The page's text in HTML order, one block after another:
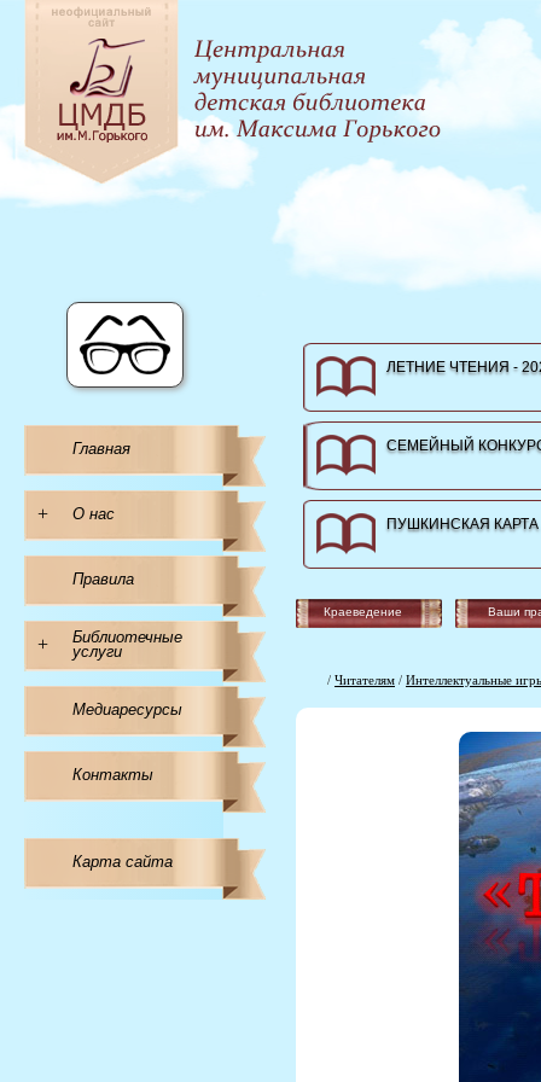
Главная
+ О нас
Правила
+
Библиотечные
услуги
Медиаресурсы
Контакты
Карта сайта
ЛЕТНИЕ ЧТЕНИЯ -
СЕМЕЙНЫЙ
ПУШКИНСКАЯ КАРТА
Краеведение Ваши
/ Читателям / Интеллектуальные